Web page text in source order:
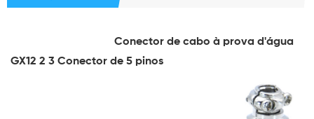
Conector de cabo à prova d'água
GX12 2 3 Conector de 5 pinos